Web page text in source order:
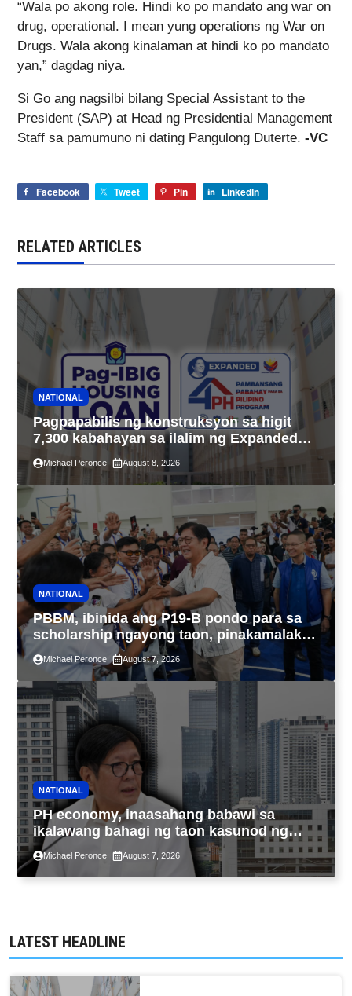
“Wala po akong role. Hindi ko po mandato ang war on
drug, operational. I mean yung operations ng War on
Drugs. Wala akong kinalaman at hindi ko po mandato
yan,” dagdag niya.
Si Go ang nagsilbi bilang Special Assistant to the
President (SAP) at Head ng Presidential Management
Staff sa pamumuno ni dating Pangulong Duterte. -VC
Facebook Tweet Pin LinkedIn
RELATED ARTICLES
NATIONAL
Pagpapabilis ng konstruksyon sa higit
7,300 kabahayan sa ilalim ng Expanded
4PH, posible na sa pagtutulungan ng Pag-
IBIG at P.A. Alvarez
Michael Peronce August 8, 2026
NATIONAL
PBBM, ibinida ang P19-B pondo para sa
scholarship ngayong taon, pinakamalaki
sa kasaysayan ng TESDA
Michael Peronce August 7, 2026
NATIONAL
PH economy, inaasahang babawi sa
ikalawang bahagi ng taon kasunod ng
2.3% GDP dulot ng Middle East war,
pagkaantala ng public construction
Michael Peronce August 7, 2026
LATEST HEADLINE